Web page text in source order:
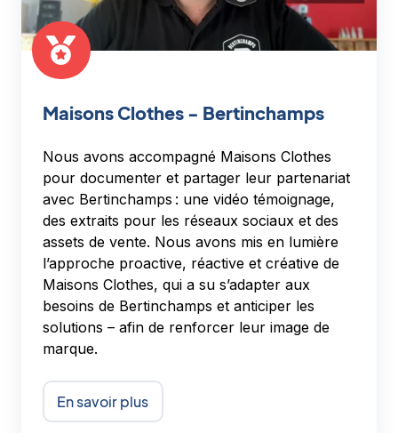
Maisons Clothes - Bertinchamps
Nous avons accompagné Maisons Clothes
pour documenter et partager leur partenariat
avec Bertinchamps : une vidéo témoignage,
des extraits pour les réseaux sociaux et des
assets de vente. Nous avons mis en lumière
l’approche proactive, réactive et créative de
Maisons Clothes, qui a su s’adapter aux
besoins de Bertinchamps et anticiper les
solutions – afin de renforcer leur image de
marque.
En savoir plus